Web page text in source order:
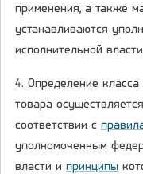
применения, а также
устанавливаются
исполнительной
4. Определение класса
товара
соответствии с
уполномоченным
власти и принципы